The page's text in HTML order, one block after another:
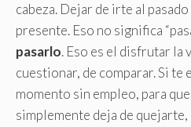
cabeza. Dejar de irte al
presente. Eso no significa
pasarlo. Eso es el disfrutar la
cuestionar, de comparar. Si te
momento sin empleo, para
simplemente deja de